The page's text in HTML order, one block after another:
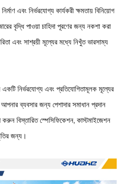
এবং নির্ভরযোগ্য কার্যকরী ক্ষমতায় বিনিয়োগ
বৃদ্ধি পাওয়া চাহিদা পূরণের জন্য নকশা করা
এবং সাশ্রয়ী মূল্যের মধ্যে নিখুঁত ভারসাম্য
একটি নির্ভরযোগ্য এবং প্রতিযোগিতামূলক মূল্যের
ব্যবসার জন্য পেশাদার সমাধান প্রদান
বিস্তারিত স্পেসিফিকেশন, কাস্টমাইজেশন
জন্য।